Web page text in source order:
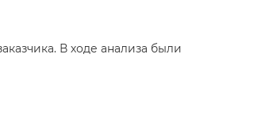
В ходе анализа были